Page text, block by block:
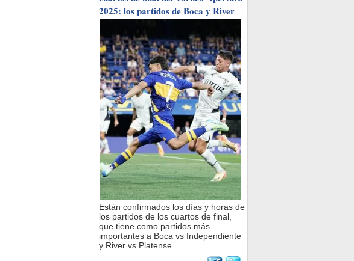
2025: los partidos de Boca y River
Están confirmados los días y horas de
los partidos de los cuartos de final,
que tiene como partidos más
importantes a Boca vs Independiente
y River vs Platense.